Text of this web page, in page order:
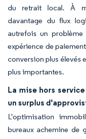
du retrait local. À
davantage du flux
autrefois un
expérience de
conversion plus élevés
plus importantes.
La mise hors
un surplus
L'optimisation
bureaux achemine de